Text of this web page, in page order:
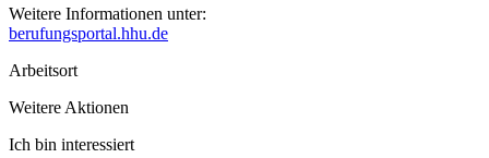
Weitere Informationen unter:
berufungsportal.hhu.de
Arbeitsort
Weitere Aktionen
Ich bin interessiert